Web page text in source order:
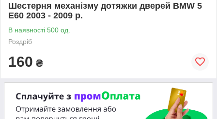
Шестерня механізму дотяжки дверей BMW 5
E60 2003 - 2009 р.
В наявності 500 од.
Роздріб
160 ₴